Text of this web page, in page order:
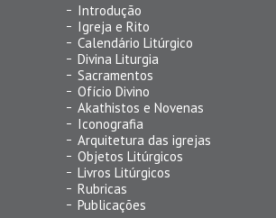
Introdução
Igreja e Rito
Calendário Litúrgico
Divina Liturgia
Sacramentos
Ofício Divino
Akathistos e Novenas
Iconografia
Arquitetura das igrejas
Objetos Litúrgicos
Livros Litúrgicos
Rubricas
Publicações